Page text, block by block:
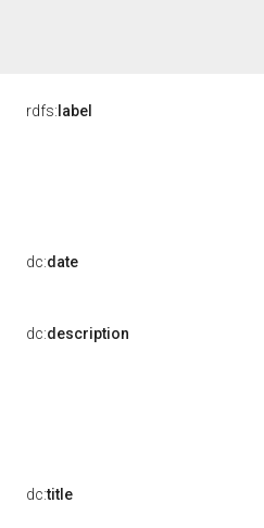
rdfs: label
dc:date
dc:description
dc:title